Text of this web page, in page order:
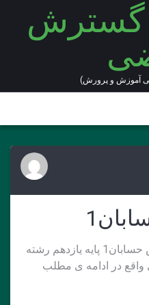
گسترش
آموزش و پرورش)
برای دریافت نمونه سئوال درس حسابان1 پایه یازدهم رشته
واقع در ادامه ی مطلب